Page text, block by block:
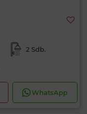
2 Sdb.
WhatsApp